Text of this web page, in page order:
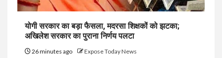
योगी सरकार का बड़ा फैसला, मदरसा शिक्षकों को झटका;
अखिलेश सरकार का पुराना निर्णय पलटा
26 minutes ago Expose Today News